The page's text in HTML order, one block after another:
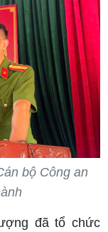
bộ Công an
đã tổ chức